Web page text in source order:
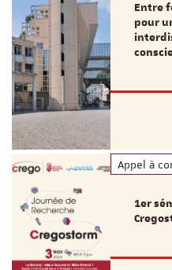
Entre
pour
Appel à
1er